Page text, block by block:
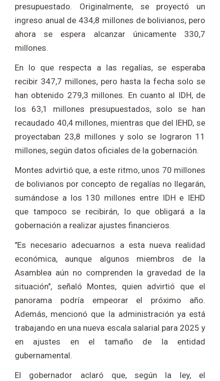
presupuestado. Originalmente, se proyectó un
ingreso anual de 434,8 millones de bolivianos, pero
ahora se espera alcanzar únicamente 330,7
millones.
En lo que respecta a las regalías, se esperaba
recibir 347,7 millones, pero hasta la fecha solo se
han obtenido 279,3 millones. En cuanto al IDH, de
los 63,1 millones presupuestados, solo se han
recaudado 40,4 millones, mientras que del IEHD, se
proyectaban 23,8 millones y solo se lograron 11
millones, según datos oficiales de la gobernación.
Montes advirtió que, a este ritmo, unos 70 millones
de bolivianos por concepto de regalías no llegarán,
sumándose a los 130 millones entre IDH e IEHD
que tampoco se recibirán, lo que obligará a la
gobernación a realizar ajustes financieros.
"Es necesario adecuarnos a esta nueva realidad
económica, aunque algunos miembros de la
Asamblea aún no comprenden la gravedad de la
situación", señaló Montes, quien advirtió que el
panorama podría empeorar el próximo año.
Además, mencionó que la administración ya está
trabajando en una nueva escala salarial para 2025 y
en ajustes en el tamaño de la entidad
gubernamental.
El gobernador aclaró que, según la ley, el